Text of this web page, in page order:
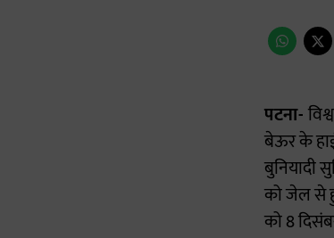
पटना-
बेऊर के
बुनियादी
को जेल से
को 8